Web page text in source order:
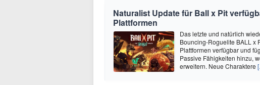
Naturalist Update für Ball x Pit
Plattformen
Das letzte und natürlich
Bouncing-Roguelite BALL x
Plattformen verfügbar und
Passive Fähigkeiten hinzu,
erweitern. Neue Charaktere